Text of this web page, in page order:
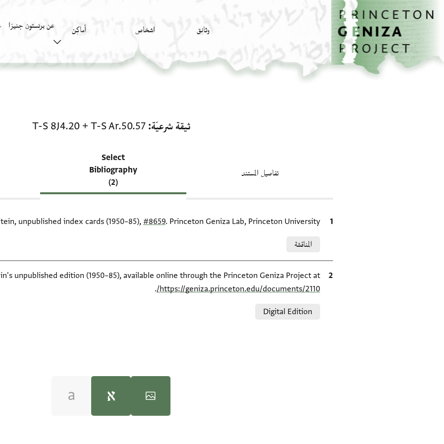
تخطي إلى المحتوى الرئيسي
الصفحة الرئيسية
وثائق اشخاص أَماكِن عن برنستون جنيزا
ثيقة شرعيّة T-S Ar.50.57
+
T-S 8J4.20
تفاصيل المستند
Select
Bibliography
(2)
الاقتباس المرجعي unpublished index cards (1950–85), #8659. Princeton Geniza Lab, Princeton University.
المناقشة
الاقتباس المرجعي
unpublished edition (1950–85), available online through the Princeton Geniza Project at
https://geniza.princeton.edu/documents/2110/
.
Digital Edition